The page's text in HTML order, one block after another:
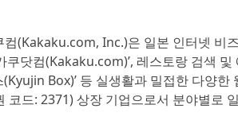
(Kakaku.com, Inc.)은 일본 인터넷 비
쿠닷컴(Kakaku.com)’, 레스토랑 검색
(Kyujin Box)’ 등 실생활과 밀접한 다양
코드: 2371) 상장 기업으로서 분야별로